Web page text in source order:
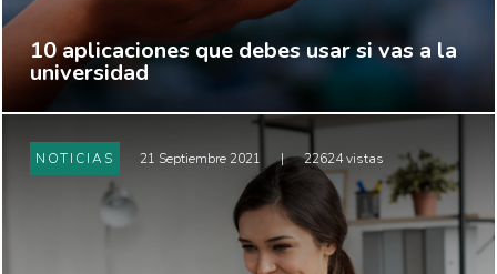
10 aplicaciones que debes usar si vas a la
universidad
NOTICIAS 21 Septiembre 2021 | 22624 vistas